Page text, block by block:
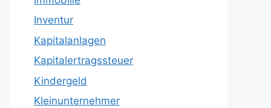
Inventur
Kapitalanlagen
Kapitalertragssteuer
Kindergeld
Kleinunternehmer